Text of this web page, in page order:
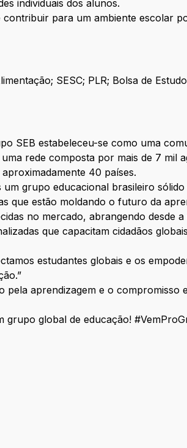
individuais dos alunos.
para um ambiente escolar
SESC; PLR; Bolsa de
SEB estabeleceu-se como uma
rede composta por mais de 7 mil
40 países.
grupo educacional brasileiro
que estão moldando o futuro da
no mercado, abrangendo desde
que capacitam cidadãos
estudantes globais e os
aprendizagem e o compromisso
grupo global de educação!